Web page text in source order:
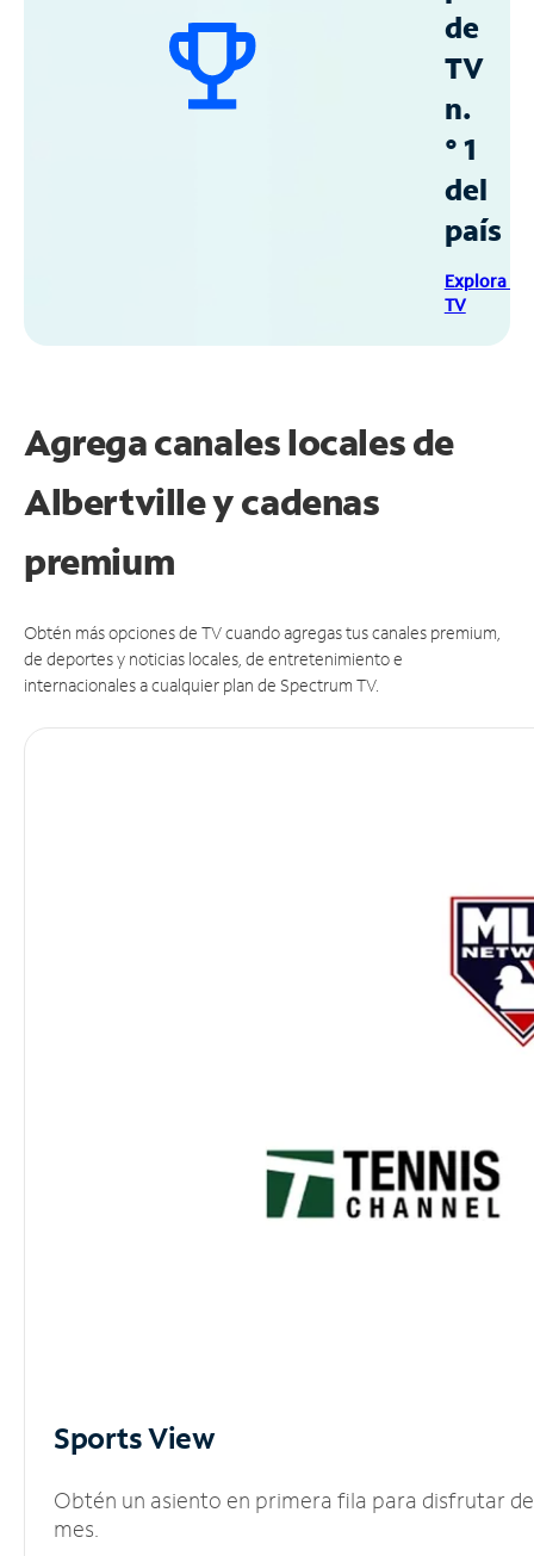
de
TV
n.
° 1
del
país
Explora
TV
Agrega canales locales de
Albertville y cadenas
premium
Obtén más opciones de TV cuando agregas tus canales premium,
de deportes y noticias locales, de entretenimiento e
internacionales a cualquier plan de Spectrum TV.
Sports View
Obtén un asiento en primera fila para disfrutar
mes.